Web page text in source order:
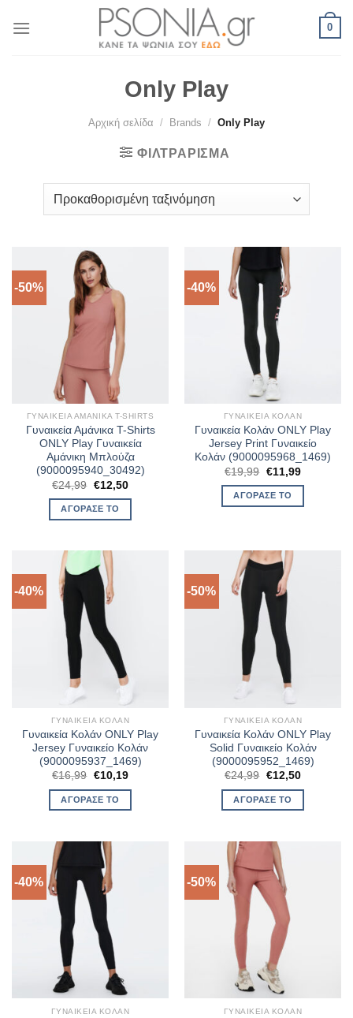
0
Only Play
Αρχική σελίδα / Brands / Only Play
ΦΙΛΤΡΆΡΙΣΜΑ
-50%
ΓΥΝΑΙΚΕΊΑ ΑΜΆΝΙΚΑ T-SHIRTS
Γυναικεία Αμάνικα T-Shirts
ONLY Play Γυναικεία
Αμάνικη Μπλούζα
(9000095940_30492)
€24,99 Original
price
was:
€24,99.
€12,50Η
ΑΓΌΡΑΣΈ ΤΟ
-40%
ΓΥΝΑΙΚΕΊΑ ΚΟΛΆΝ
Γυναικεία Κολάν ONLY Play
Jersey Print Γυναικείο
Κολάν (9000095968_1469)
€19,99 Original
price
was:
€19,99.
€11,99Η
ΑΓΌΡΑΣΈ ΤΟ
-40%
ΓΥΝΑΙΚΕΊΑ ΚΟΛΆΝ
Γυναικεία Κολάν ONLY Play
Jersey Γυναικείο Κολάν
(9000095937_1469)
€16,99 Original
was:
€16,99.
€10,19Η
ΑΓΌΡΑΣΈ ΤΟ
-50%
ΓΥΝΑΙΚΕΊΑ ΚΟΛΆΝ
Γυναικεία Κολάν ONLY Play
Solid Γυναικείο Κολάν
(9000095952_1469)
€24,99 Original
was:
€24,99.
€12,50Η
ΑΓΌΡΑΣΈ ΤΟ
-40%
ΓΥΝΑΙΚΕΊΑ ΚΟΛΆΝ
-50%
ΓΥΝΑΙΚΕΊΑ ΚΟΛΆΝ